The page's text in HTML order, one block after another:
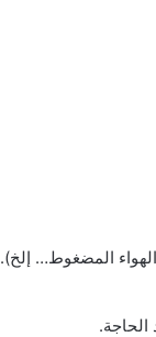
الهواء المضغوط… إلخ).
الحاجة.